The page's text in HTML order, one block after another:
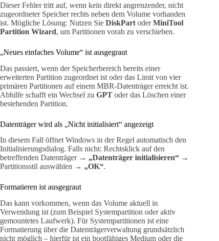
Dieser Fehler tritt auf, wenn kein direkt angrenzender, nicht
zugeordneter Speicher rechts neben dem Volume vorhanden
ist. Mögliche Lösung: Nutzen Sie DiskPart oderMiniTool
Partition Wizard, um Partitionen vorab zu verschieben.
„Neues einfaches Volume“ ist ausgegraut
Das passiert, wenn der Speicherbereich bereits einer
erweiterten Partition zugeordnet ist oder das Limit von vier
primären Partitionen auf einem MBR-Datenträger erreicht ist.
Abhilfe schafft ein Wechsel zu GPT oder das Löschen einer
bestehenden Partition.
Datenträger wird als „Nicht initialisiert“ angezeigt
In diesem Fall öffnet Windows in der Regel automatisch den
Initialisierungsdialog. Falls nicht: Rechtsklick auf den
betreffenden Datenträger → „Datenträger initialisieren“ →
Partitionsstil auswählen → „OK“.
Formatieren ist ausgegraut
Das kann vorkommen, wenn das Volume aktuell in
Verwendung ist (zum Beispiel Systempartition oder aktiv
gemountetes Laufwerk). Für Systempartitionen ist eine
Formatierung über die Datenträgerverwaltung grundsätzlich
nicht möglich – hierfür ist ein bootfähiges Medium oder die